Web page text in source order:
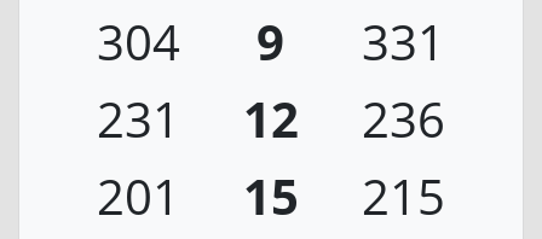
304
9
331
231
12
236
201
15
215